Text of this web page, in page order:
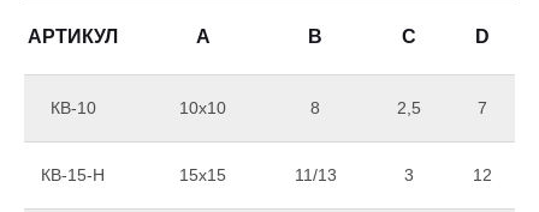
АРТИКУЛ A B C D
КВ-10 10х10 8 2,5 7
КВ-15-Н 15х15 11/13 3 12